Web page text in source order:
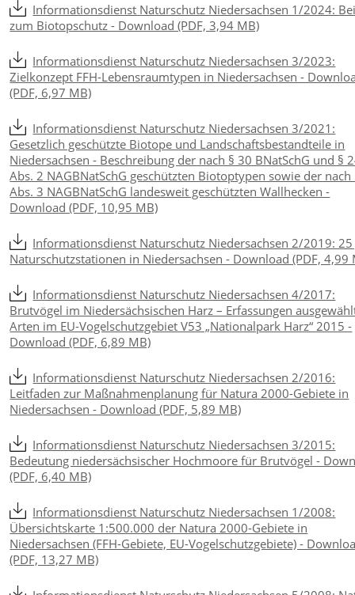
Informationsdienst Naturschutz Niedersachsen 1/2024:
zum Biotopschutz - Download (PDF, 3,94 MB)
Informationsdienst Naturschutz Niedersachsen 3/2023:
Zielkonzept FFH-Lebensraumtypen in Niedersachsen -
(PDF, 6,97 MB)
Informationsdienst Naturschutz Niedersachsen 3/2021:
Gesetzlich geschützte Biotope und Landschaftsbestandteile in
Niedersachsen - Beschreibung der nach § 30 BNatSchG und §
Abs. 2 NAGBNatSchG geschützten Biotoptypen sowie der nach
Abs. 3 NAGBNatSchG landesweit geschützten Wallhecken -
Download (PDF, 10,95 MB)
Informationsdienst Naturschutz Niedersachsen 2/2019: 25
Naturschutzstationen in Niedersachsen - Download (PDF, 4,99
Informationsdienst Naturschutz Niedersachsen 4/2017:
Brutvögel im Niedersächsischen Harz – Erfassungen
Arten im EU-Vogelschutzgebiet V53 „Nationalpark Harz“ 2015 -
Download (PDF, 6,89 MB)
Informationsdienst Naturschutz Niedersachsen 2/2016:
Leitfaden zur Maßnahmenplanung für Natura 2000-Gebiete in
Niedersachsen - Download (PDF, 5,89 MB)
Informationsdienst Naturschutz Niedersachsen 3/2015:
Bedeutung niedersächsischer Hochmoore für Brutvögel -
(PDF, 6,40 MB)
Informationsdienst Naturschutz Niedersachsen 1/2008:
Übersichtskarte 1:500.000 der Natura 2000-Gebiete in
Niedersachsen (FFH-Gebiete, EU-Vogelschutzgebiete) -
(PDF, 13,27 MB)